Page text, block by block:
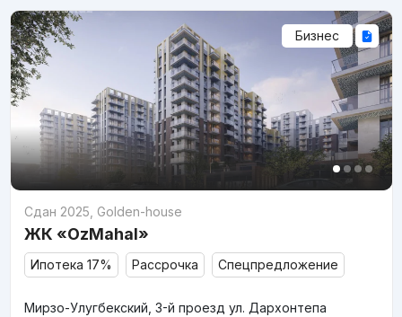
Бизнес
Сдан 2025 Golden-house
ЖК «OzMahal»
Ипотека 17% Рассрочка Спецпредложение
Мирзо-Улугбекский, 3-й проезд ул. Дархонтепа